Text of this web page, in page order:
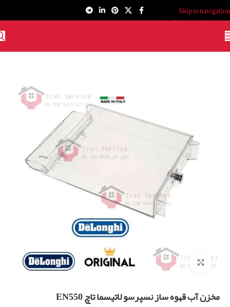
Skip to navigation
Skip to main content
برای بزرگنمایی کلیک کنید
مخزن آب قهوه ساز نسپرسو لاتیسما تاچ EN550